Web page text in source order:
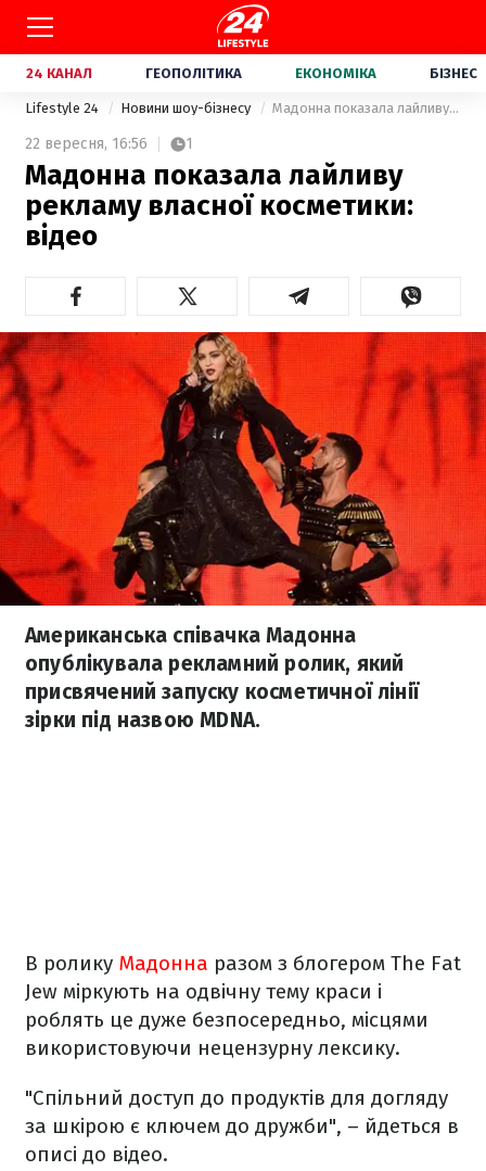
24 КАНАЛ ГЕОПОЛІТИКА ЕКОНОМІКА БІЗНЕС
Lifestyle 24 Новини шоу-бізнесу Мадонна показала лайливу рекламу власної косметики: відео
22 вересня, 16:56 1
Мадонна показала лайливу
рекламу власної косметики:
відео
Американська співачка Мадонна
опублікувала рекламний ролик, який
присвячений запуску косметичної лінії
зірки під назвою MDNA.
В ролику Мадонна разом з блогером The Fat
Jew міркують на одвічну тему краси і
роблять це дуже безпосередньо, місцями
використовуючи нецензурну лексику.
"Спільний доступ до продуктів для догляду
за шкірою є ключем до дружби", – йдеться в
описі до відео.